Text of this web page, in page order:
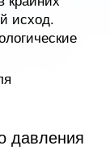
исход.
давления